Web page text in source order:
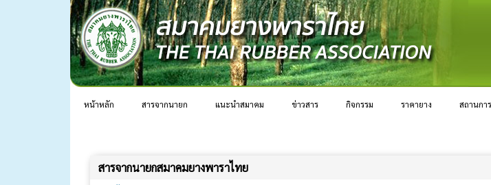
หน้าหลัก สารจากนายก แนะนำสมาคม ข่าวสาร กิจกรรม ราคายาง สถานกา
สารจากนายกสมาคมยางพาราไทย
สมาคมยางพาราไทยและสมาคมน้ำยางข้นไทยได้จัดงานเลี้ยงร่วมกันเมื่อวันที่ 8 พฤษภาคม
ครั้งนี้มีแขกผู้สนใจ นักธุรกิจ ผู้เกี่ยวข้องในวงการยางจากภาครัฐและภาคเอกชนทั้งภายในประเทศแ
ต้อนรับแขกผู้มีเกียรติ โดยสรุปประเด็นสำคัญดังนี้
การจัดงานเลี้ยงประจำปี 2569 ได้รับความร่วมมือเป็นอย่างดีจากภาครัฐและภาคเอกชนทั้งในป